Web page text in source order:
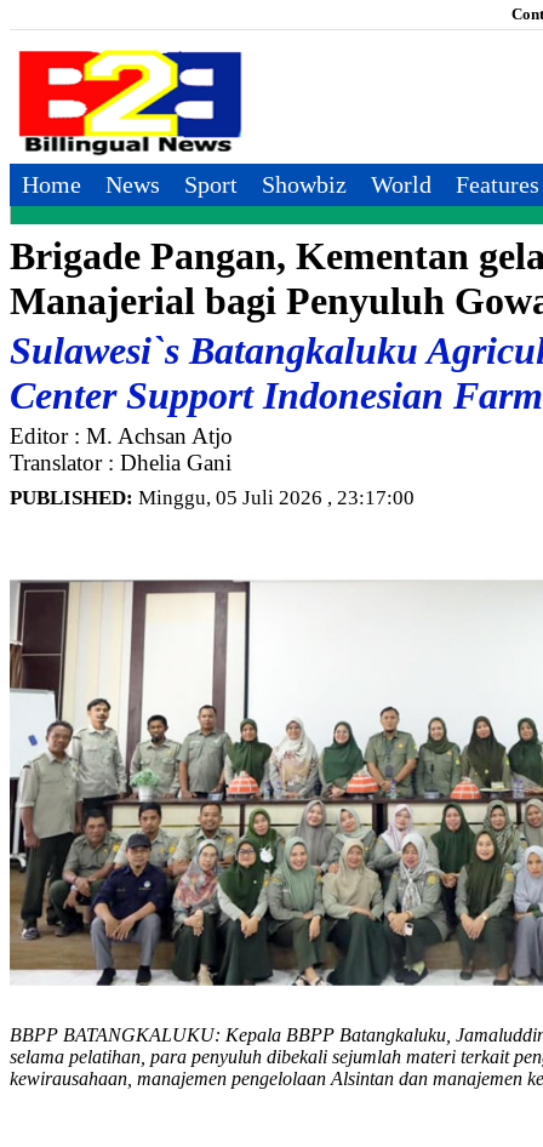
Home News Sport Showbiz World Features
Brigade Pangan, Kementan
Manajerial bagi Penyuluh
Sulawesi`s Batangkaluku
Center Support Indonesian
Editor : M. Achsan Atjo
Translator : Dhelia Gani
PUBLISHED: Minggu, 05 Juli 2026 , 23:17:00
BBPP BATANGKALUKU: Kepala BBPP Batangkaluku,
selama pelatihan, para penyuluh dibekali sejumlah materi terkait
kewirausahaan, manajemen pengelolaan Alsintan dan manajemen